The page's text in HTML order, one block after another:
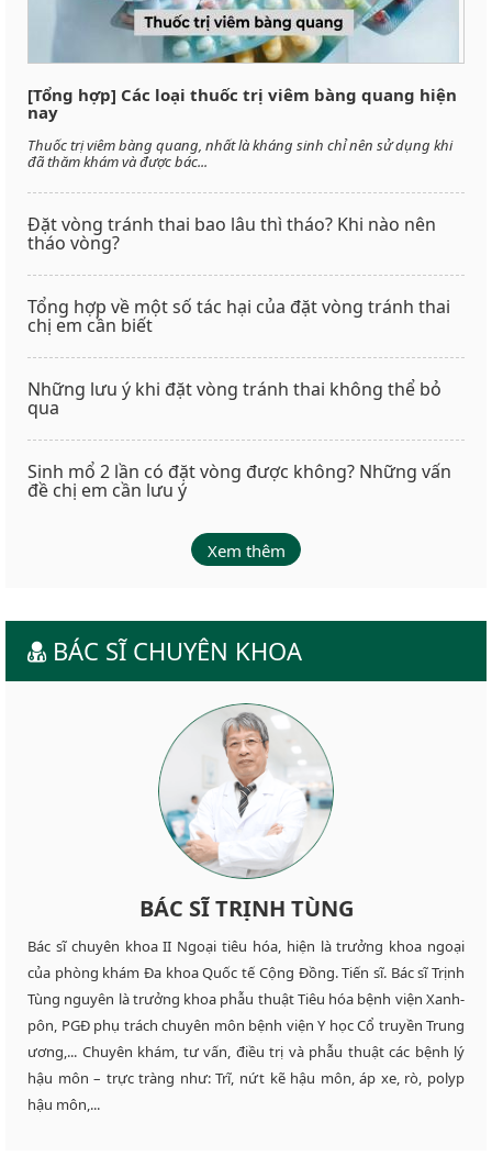
[Tổng hợp] Các loại thuốc trị viêm bàng quang hiện
nay
Thuốc trị viêm bàng quang, nhất là kháng sinh chỉ nên sử dụng khi
đã thăm khám và được bác...
Đặt vòng tránh thai bao lâu thì tháo? Khi nào nên
tháo vòng?
Tổng hợp về một số tác hại của đặt vòng tránh thai
chị em cần biết
Những lưu ý khi đặt vòng tránh thai không thể bỏ
qua
Sinh mổ 2 lần có đặt vòng được không? Những vấn
đề chị em cần lưu ý
Xem thêm
BÁC SĨ CHUYÊN KHOA
BÁC SĨ TRỊNH TÙNG
Bác sĩ chuyên khoa II Ngoại tiêu hóa, hiện là trưởng khoa ngoại
của phòng khám Đa khoa Quốc tế Cộng Đồng. Tiến sĩ. Bác sĩ Trịnh
Tùng nguyên là trưởng khoa phẫu thuật Tiêu hóa bệnh viện Xanh-
pôn, PGĐ phụ trách chuyên môn bệnh viện Y học Cổ truyền Trung
ương,... Chuyên khám, tư vấn, điều trị và phẫu thuật các bệnh lý
hậu môn – trực tràng như: Trĩ, nứt kẽ hậu môn, áp xe, rò, polyp
hậu môn,...
BÁC SĨ NGUYỄN VĂN CHÂU
Đại tá, bác sĩ chuyên khoa II Nguyễn Văn Châu, hiện là bác sĩ xuất
sắc của phòng khám Đa khoa Quốc tế Cộng Đồng. Đại tá, bác sĩ
Nguyễn Văn Châu từng là Nguyên Chủ nhiệm khoa Ngoại bệnh
viện Quân đội 354, từng có nhiều năm chăm sóc, sức khỏe cán bộ
tại quần đảo Trường Sa. Bác sĩ Châu hiện đang khám, tư vấn và
điều trị các bệnh lý ở hậu môn như: Trĩ, nứt kẽ hậu môn, áp xe, rò,
polyp hậu môn..
BÁC SĨ NGÔ VIỆT THÀNH
Bác sĩ chuyên khoa II Ngoại tiêu hóa Ngô Việt Thành là một trong
những bác sĩ được nhiều người bệnh chọn lựa, đặt hẹn trước tại
Đa khoa Quốc tế Cộng Đồng. Bác sĩ Ngô Việt Thành từng là bác sĩ
khoa Ngoại của bệnh viện Việt Đức, phó trưởng khoa Ngoại bệnh
viện Phổi Trung ương, chủ nhiệm bộ môn Ngoại của trường Đại
học Y… Sở trường của bác Thành là thực hiện cắt trĩ đồng thời
chữa các bệnh ở hậu môn khác..